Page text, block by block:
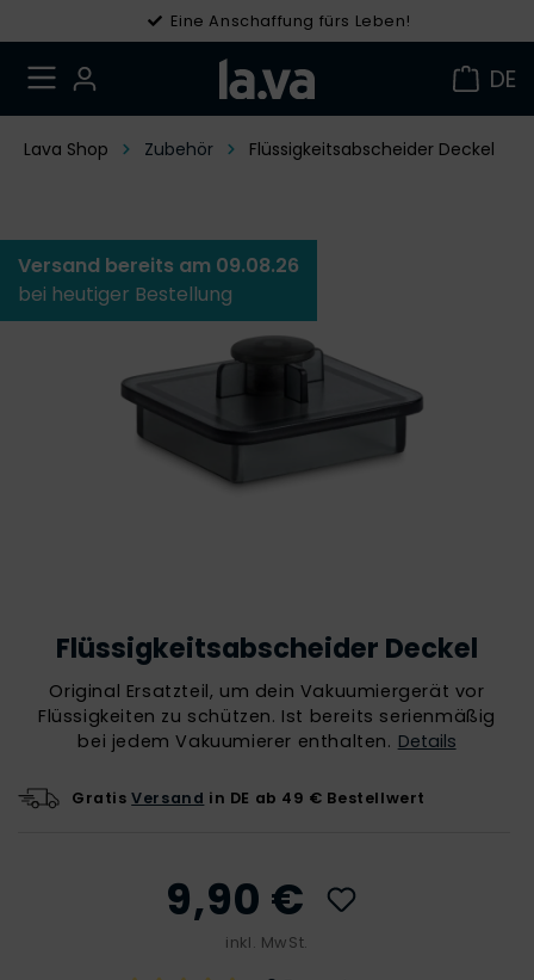
Eine Anschaffung fürs Leben!
Gratis Versand in DE ab 49 €
DE
Lava Shop Zubehör Flüssigkeitsabscheider Deckel
Versand bereits am 09.08.26
bei heutiger Bestellung
Flüssigkeitsabscheider Deckel
Original Ersatzteil, um dein Vakuumiergerät vor
Flüssigkeiten zu schützen. Ist bereits serienmäßig
bei jedem Vakuumierer enthalten. Details
GratisVersand in DE ab 49 € Bestellwert
9,90 €
inkl. MwSt.